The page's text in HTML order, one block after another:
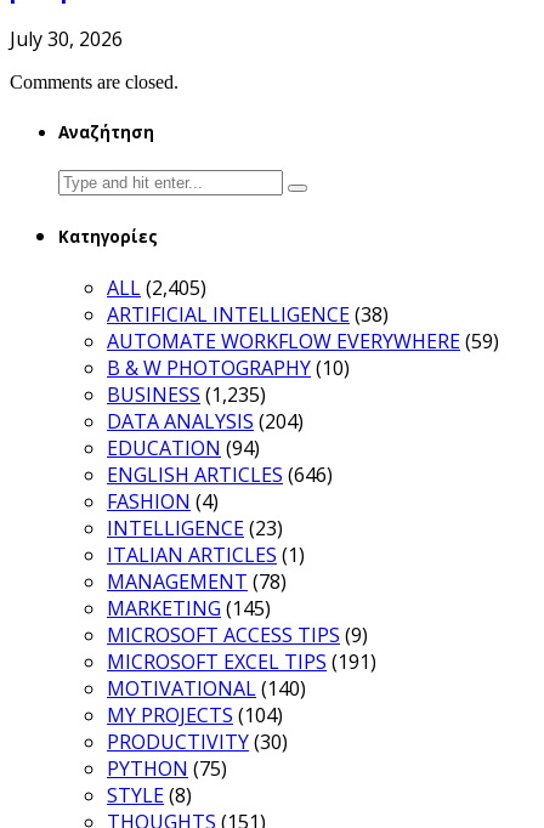
July 30, 2026
Comments are closed.
Αναζήτηση
Search
for:
Κατηγορίες
ALL(2,405)
ARTIFICIAL INTELLIGENCE(38)
AUTOMATE WORKFLOW EVERYWHERE(59)
B & W PHOTOGRAPHY(10)
BUSINESS (1,235)
DATA ANALYSIS (204)
EDUCATION (94)
ENGLISH ARTICLES (646)
FASHION (4)
INTELLIGENCE(23)
ITALIAN ARTICLES (1)
MANAGEMENT (78)
MARKETING (145)
MICROSOFT ACCESS TIPS (9)
MICROSOFT EXCEL TIPS (191)
MOTIVATIONAL(140)
MY PROJECTS (104)
PRODUCTIVITY(30)
PYTHON (75)
STYLE(8)
THOUGHTS (151)